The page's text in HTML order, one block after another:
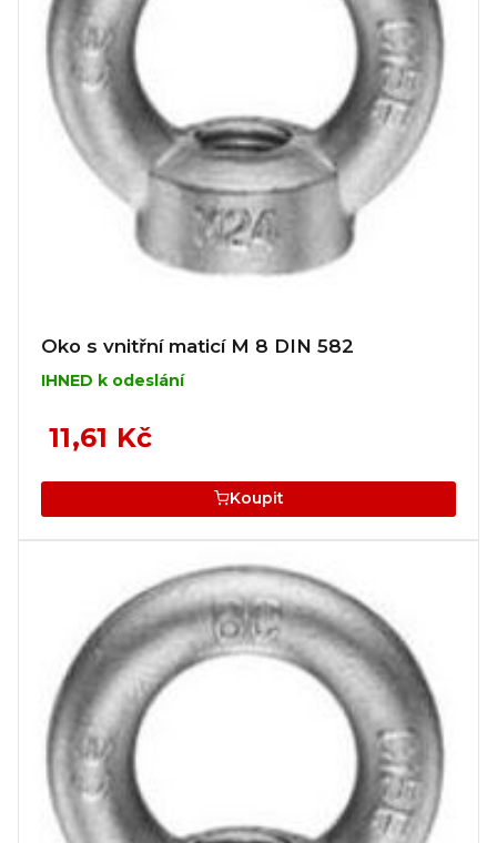
Oko s vnitřní maticí M 8 DIN 582
IHNED k odeslání
11,61 Kč
Koupit